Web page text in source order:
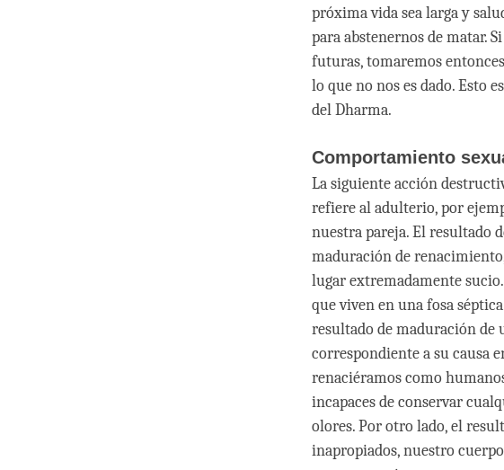
próxima vida sea larga y
para abstenernos de matar.
futuras, tomaremos
lo que no nos es dado. Esto
del Dharma.
Comportamiento
La siguiente acción
refiere al adulterio, por
nuestra pareja. El resultado
maduración de
lugar extremadamente
que viven en una fosa
resultado de maduración
correspondiente a su causa
renaciéramos como
incapaces de conservar
olores. Por otro lado, el
inapropiados, nuestro